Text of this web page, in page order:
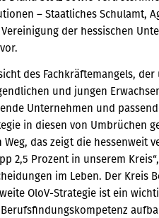
– Staatliches Schulamt,
der hessischen
des Fachkräftemangels,
und jungen
Unternehmen und
in diesen von Umbrüchen
das zeigt die hessenweit
2,5 Prozent in unserem
im Leben. Der Kreis
OloV-Strategie ist ein